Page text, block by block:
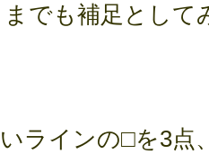
でも補足として
いラインの□を3